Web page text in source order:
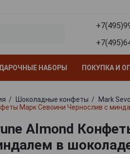
НАБОРЫ ПОКУПКА И
Шоколадные конфеты
Mark
Марк Севоини Чернослив с
Almond
в